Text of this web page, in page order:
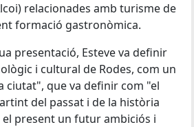
relacionades amb turisme de
formació gastronòmica.
presentació, Esteve va definir
i cultural de Rodes, com un
ciutat", que va definir com "el
del passat i de la història
present un futur ambiciós i